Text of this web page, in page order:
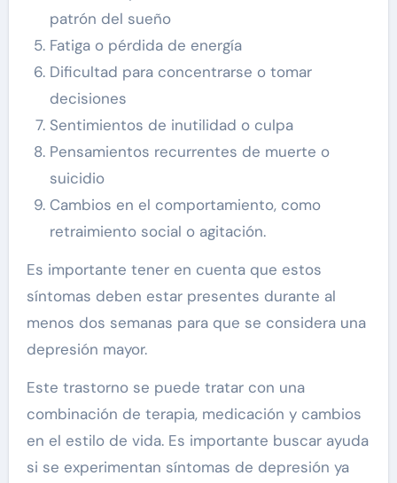
patrón del sueño
Fatiga o pérdida de energía
Dificultad para concentrarse o tomar
decisiones
Sentimientos de inutilidad o culpa
Pensamientos recurrentes de muerte o
suicidio
Cambios en el comportamiento, como
retraimiento social o agitación.
Es importante tener en cuenta que estos
síntomas deben estar presentes durante al
menos dos semanas para que se considera una
depresión mayor.
Este trastorno se puede tratar con una
combinación de terapia, medicación y cambios
en el estilo de vida. Es importante buscar ayuda
si se experimentan síntomas de depresión ya